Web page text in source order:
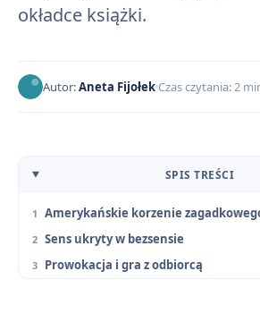
okładce książki.
Autor:Aneta Fijołek Czas czytania: 2
SPIS TREŚCI
Amerykańskie korzenie
Sens ukryty w bezsensie
Prowokacja i gra z odbiorcą